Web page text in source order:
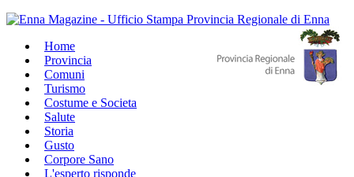
Home
Provincia
Comuni
Turismo
Costume e Societa
Salute
Storia
Gusto
Corpore Sano
L'esperto risponde